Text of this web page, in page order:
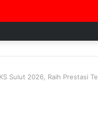
Sulut 2026, Raih Prestasi